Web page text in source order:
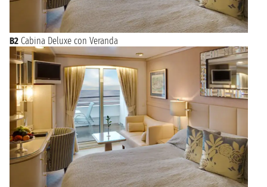
B2 Cabina Deluxe con Veranda